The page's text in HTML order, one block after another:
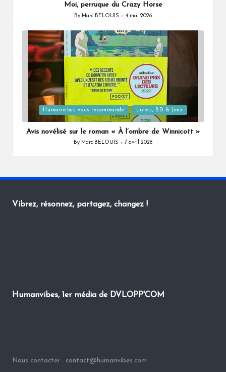
Moi, perruque du Crazy Horse
Posted
By Marc BELOUIS 4 mai 2026
Posted
in
Humanvibes vous recommande Livres, BD & Jeux
Avis novélisé sur le roman « À l’ombre de Winnicott »
Posted
By Marc BELOUIS 7 avril 2026
Vibrez, résonnez, partagez, changez !
Humanvibes, 1er média de DVLOPP'COM
Nous contacter : contact@humanvibes.com